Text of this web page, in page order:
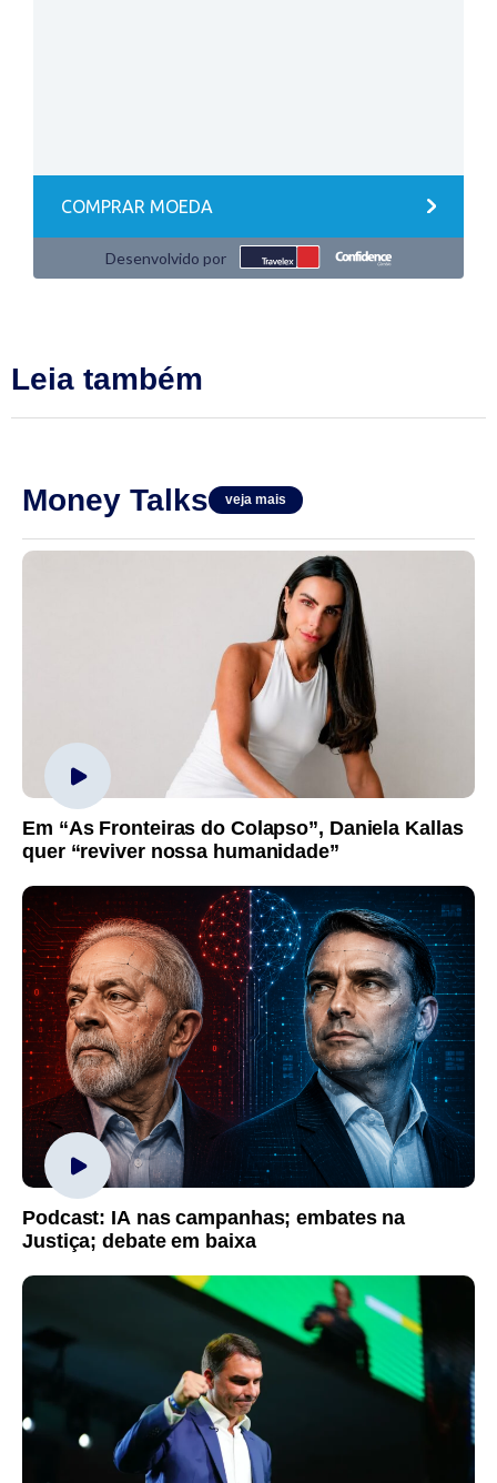
Leia também
Money Talks veja mais
Em “As Fronteiras do Colapso”, Daniela Kallas
quer “reviver nossa humanidade”
Podcast: IA nas campanhas; embates na
Justiça; debate em baixa